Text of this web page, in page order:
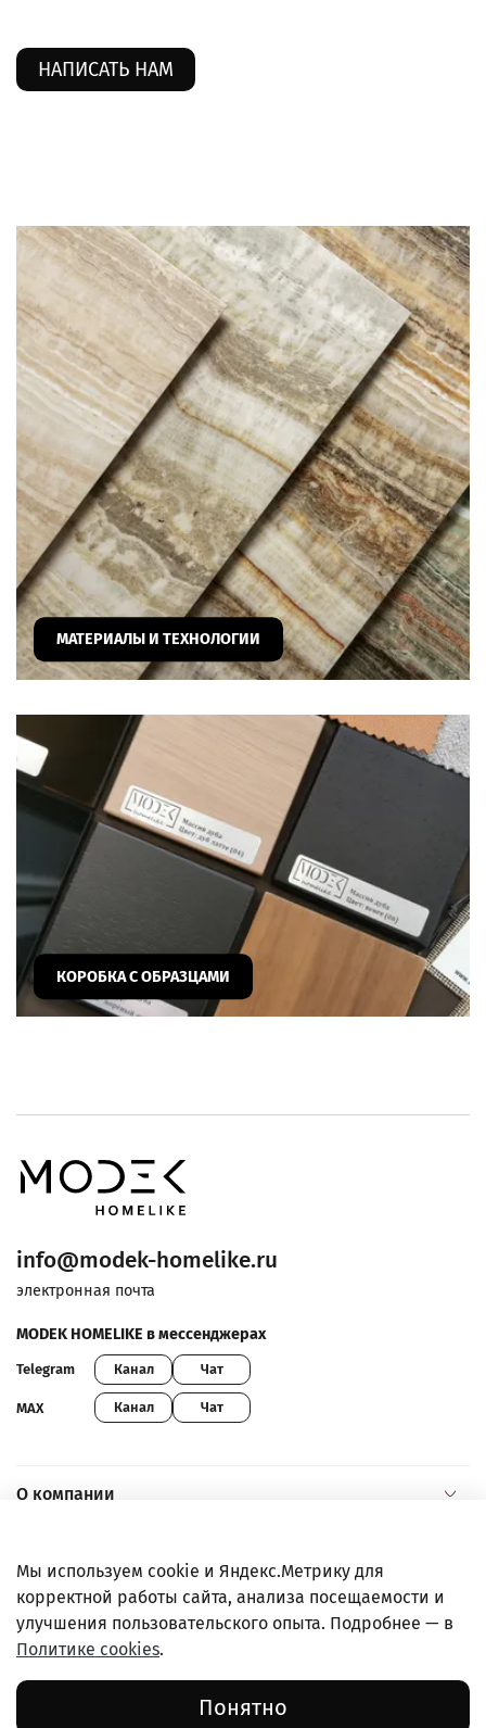
НАПИСАТЬ НАМ
МАТЕРИАЛЫ И ТЕХНОЛОГИИ
КОРОБКА С ОБРАЗЦАМИ
О компании
Покупателям
info@modek-homelike.ru
электронная почта
MODEK HOMELIKE в мессенджерах
Telegram Канал Чат
MAX Канал Чат
Правовая информация
Мы используем cookie и Яндекс.Метрику для
корректной работы сайта, анализа посещаемости и
улучшения пользовательского опыта. Подробнее — в
Политике cookies.
Понятно